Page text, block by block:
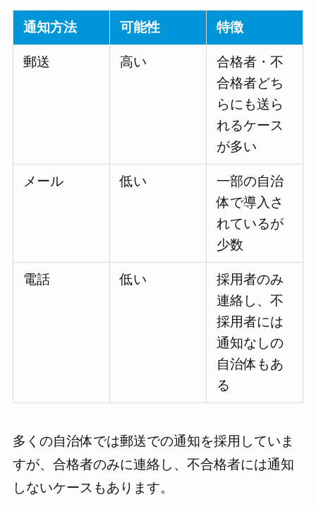
通知方法 可能性 特徴
郵送 高い
合格者・不
合格者どち
らにも送ら
れるケース
が多い
メール 低い
一部の自治
体で導入さ
れているが
少数
電話 低い
採用者のみ
連絡し、不
採用者には
通知なしの
自治体もあ
る
多くの自治体では郵送での通知を採用していま
すが、合格者のみに連絡し、不合格者には通知
しないケースもあります。